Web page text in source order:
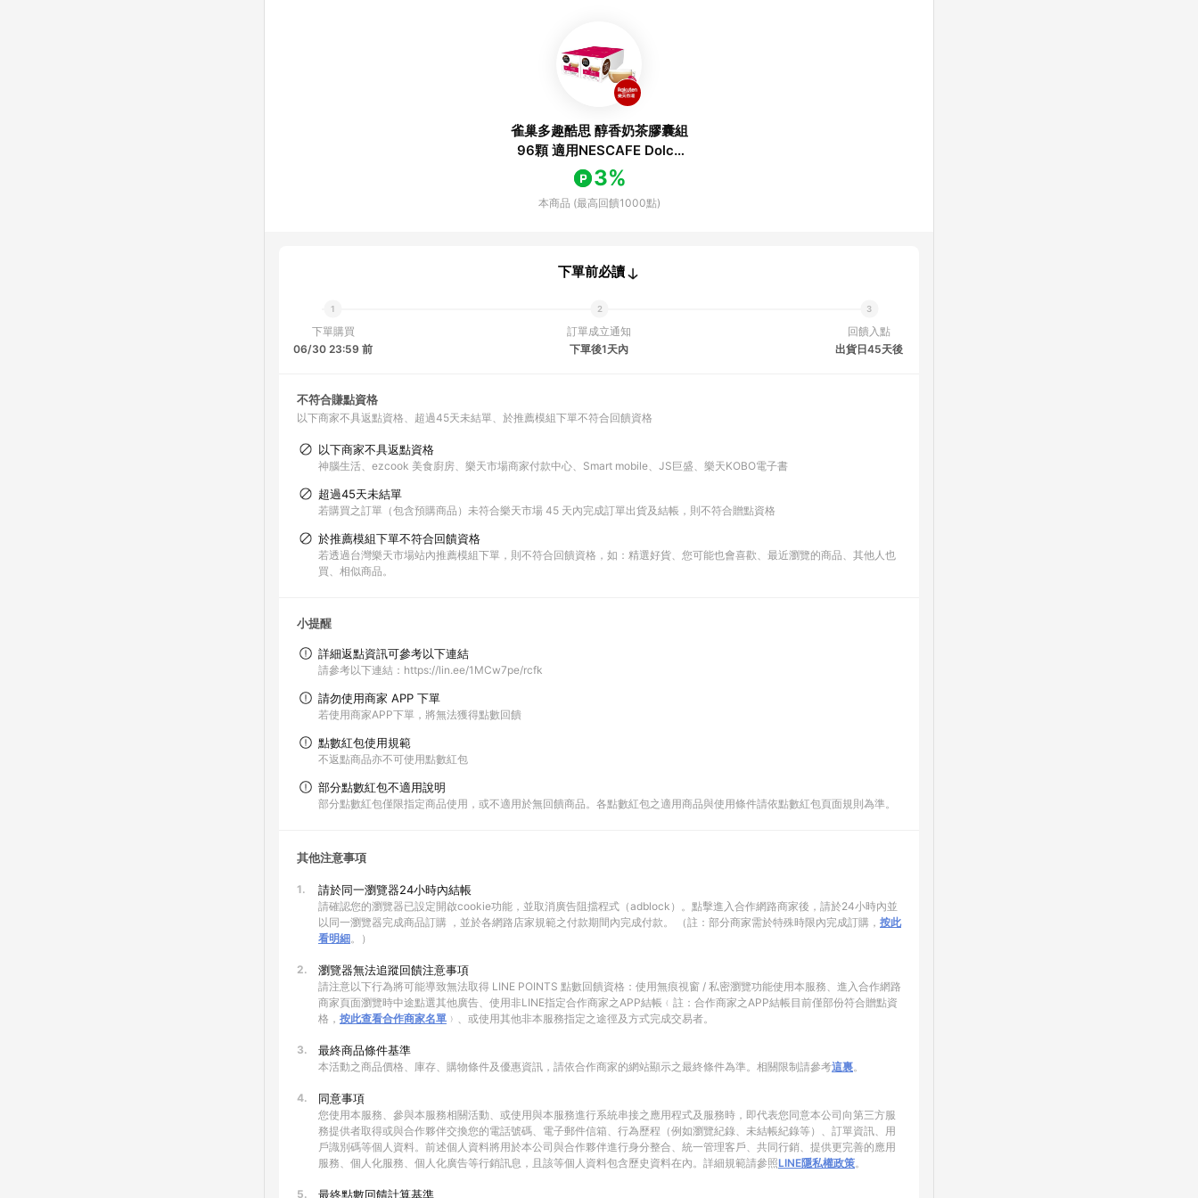
雀巢多趣酷思 醇香奶茶膠囊組
96顆 適用NESCAFE Dolce
Gusto機器
3%
本商品 (最高回饋1000點)
下單前必讀
下單購買
06/30 23:59 前
訂單成立通知
下單後1天內
回饋入點
出貨日45天後
不符合賺點資格
以下商家不具返點資格 超過45天未結單 於推薦模組下單不符合回饋資格
以下商家不具返點資格
神腦生活、ezcook 美食廚房、樂天市場商家付款中心、Smart mobile、JS巨盛、樂天KOBO電子書
超過45天未結單
若購買之訂單（包含預購商品）未符合樂天市場 45 天內完成訂單出貨及結帳，則不符合贈點資格
於推薦模組下單不符合回饋資格
若透過台灣樂天市場站內推薦模組下單，則不符合回饋資格，如：精選好貨、您可能也會喜歡、最近瀏覽的商品、其他人也
買、相似商品。
小提醒
詳細返點資訊可參考以下連結
請參考以下連結：https://lin.ee/1MCw7pe/rcfk
請勿使用商家 APP 下單
若使用商家APP下單，將無法獲得點數回饋
點數紅包使用規範
不返點商品亦不可使用點數紅包
部分點數紅包不適用說明
部分點數紅包僅限指定商品使用，或不適用於無回饋商品。各點數紅包之適用商品與使用條件請依點數紅包頁面規則為準。
其他注意事項
1. 請於同一瀏覽器24小時內結帳
請確認您的瀏覽器已設定開啟cookie功能，並取消廣告阻擋程式（adblock）。點擊進入合作網路商家後，請於24小時內並
以同一瀏覽器完成商品訂購 ，並於各網路店家規範之付款期間內完成付款。 （註：部分商家需於特殊時限內完成訂購， 按此
看明細。）
2. 瀏覽器無法追蹤回饋注意事項
請注意以下行為將可能導致無法取得 LINE POINTS 點數回饋資格：使用無痕視窗 / 私密瀏覽功能使用本服務、進入合作網路
商家頁面瀏覽時中途點選其他廣告、使用非LINE指定合作商家之APP結帳﹙註：合作商家之APP結帳目前僅部份符合贈點資
格， 按此查看合作商家名單 ﹚、或使用其他非本服務指定之途徑及方式完成交易者。
3. 最終商品條件基準
本活動之商品價格、庫存、購物條件及優惠資訊，請依合作商家的網站顯示之最終條件為準。相關限制請參考這裏。
4. 同意事項
您使用本服務、參與本服務相關活動、或使用與本服務進行系統串接之應用程式及服務時，即代表您同意本公司向第三方服
務提供者取得或與合作夥伴交換您的電話號碼、電子郵件信箱、行為歷程（例如瀏覽紀錄、未結帳紀錄等）、訂單資訊、用
戶識別碼等個人資料。前述個人資料將用於本公司與合作夥伴進行身分整合、統一管理客戶、共同行銷、提供更完善的應用
服務、個人化服務、個人化廣告等行銷訊息，且該等個人資料包含歷史資料在內。詳細規範請參照LINE隱私權政策。
5. 最終點數回饋計算基準